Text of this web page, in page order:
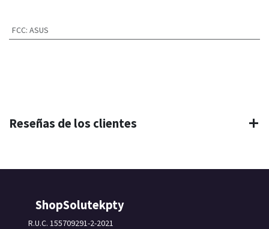
FCC: ASUS
Reseñas de los clientes
ShopSolutekpty
R.U.C. 155709291-2-2021